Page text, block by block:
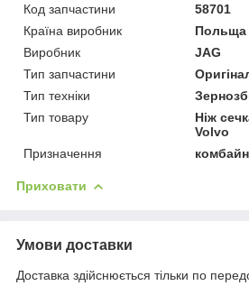
Код запчастини
58701
Країна виробник
Польща
Виробник
JAG
Тип запчастини
Тип техніки
Тип товару
Ніж
Volvo
Призначення
Приховати
Умови доставки
Доставка здійснюється тільки по